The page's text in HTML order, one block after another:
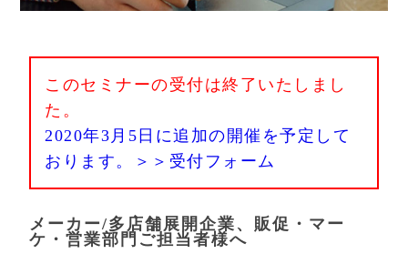
このセミナーの受付は終了いたしまし
た。
2020年3月5日に追加の開催を予定して
おります。＞＞受付フォーム
メーカー/多店舗展開企業、販促・マー
ケ・営業部門ご担当者様へ